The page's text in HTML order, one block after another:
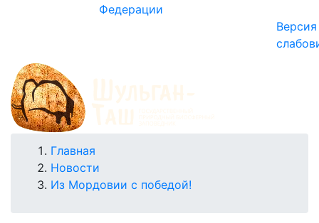
Федерации
Строка
навигации
Главная
Новости
Из Мордовии с победой!